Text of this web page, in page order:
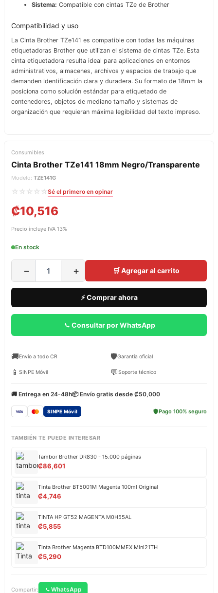
Sistema: Compatible con cintas TZe de Brother
Compatibilidad y uso
La Cinta Brother TZe141 es compatible con todas las máquinas
etiquetadoras Brother que utilizan el sistema de cintas TZe. Esta
cinta etiquetadora resulta ideal para aplicaciones en entornos
administrativos, almacenes, archivos y espacios de trabajo que
demanden identificación clara y duradera. Su formato de 18mm la
posiciona como solución estándar para etiquetado de
contenedores, objetos de mediano tamaño y sistemas de
organización que requieran máxima legibilidad del texto impreso.
Consumibles
Cinta Brother TZe141 18mm Negro/Transparente
Modelo: TZE141G
☆☆☆☆☆Sé el primero en opinar
₡10,516
Precio incluye IVA 13%
En stock
− + 🛒 Agregar al carrito
⚡ Comprar ahora
Consultar por WhatsApp
🚚Envío a todo CR 🛡️Garantía oficial
📱 SINPE Móvil 💬Soporte técnico
🚚 Entrega en 24-48h📦 Envío gratis desde ₡50,000
SINPE Móvil Pago 100% seguro
TAMBIÉN TE PUEDE INTERESAR
Tambor Brother DR830 - 15.000 páginas
₡86,601
Tinta Brother BT5001M Magenta 100ml Original
₡4,746
TINTA HP GT52 MAGENTA M0H55AL
₡5,855
Tinta Brother Magenta BTD100MMEX Mini21TH
₡5,290
Compartir: WhatsApp